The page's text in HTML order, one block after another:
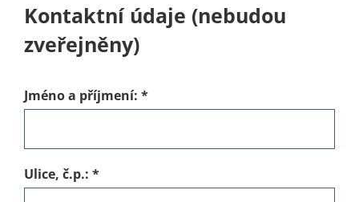
Kontaktní údaje (nebudou
zveřejněny)
Jméno a příjmení: *
Ulice, č.p.: *